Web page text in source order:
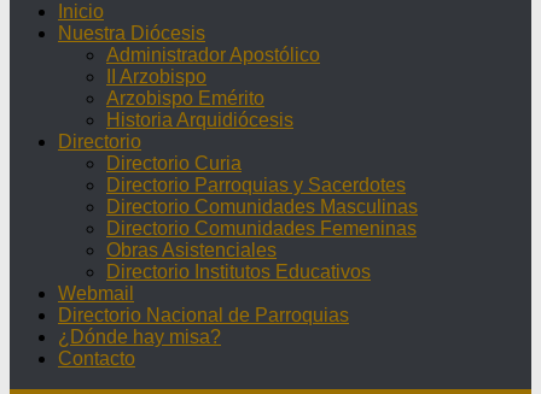
Inicio
Nuestra Diócesis
Administrador Apostólico
II Arzobispo
Arzobispo Emérito
Historia Arquidiócesis
Directorio
Directorio Curia
Directorio Parroquias y Sacerdotes
Directorio Comunidades Masculinas
Directorio Comunidades Femeninas
Obras Asistenciales
Directorio Institutos Educativos
Webmail
Directorio Nacional de Parroquias
¿Dónde hay misa?
Contacto